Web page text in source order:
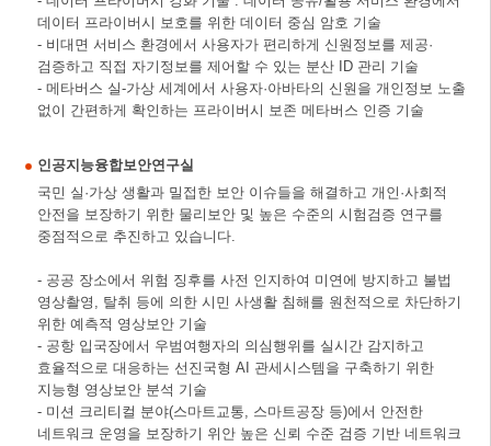
데이터 프라이버시 보호를 위한 데이터 중심 암호 기술
- 비대면 서비스 환경에서 사용자가 편리하게 신원정보를 제공·
검증하고 직접 자기정보를 제어할 수 있는 분산 ID 관리 기술
- 메타버스 실-가상 세계에서 사용자·아바타의 신원을 개인정보 노출
없이 간편하게 확인하는 프라이버시 보존 메타버스 인증 기술
인공지능융합보안연구실
국민 실·가상 생활과 밀접한 보안 이슈들을 해결하고 개인·사회적
안전을 보장하기 위한 물리보안 및 높은 수준의 시험검증 연구를
중점적으로 추진하고 있습니다.
- 공공 장소에서 위험 징후를 사전 인지하여 미연에 방지하고 불법
영상촬영, 탈취 등에 의한 시민 사생활 침해를 원천적으로 차단하기
위한 예측적 영상보안 기술
- 공항 입국장에서 우범여행자의 의심행위를 실시간 감지하고
효율적으로 대응하는 선진국형 AI 관세시스템을 구축하기 위한
지능형 영상보안 분석 기술
- 미션 크리티컬 분야(스마트교통, 스마트공장 등)에서 안전한
네트워크 운영을 보장하기 위안 높은 신뢰 수준 검증 기반 네트워크